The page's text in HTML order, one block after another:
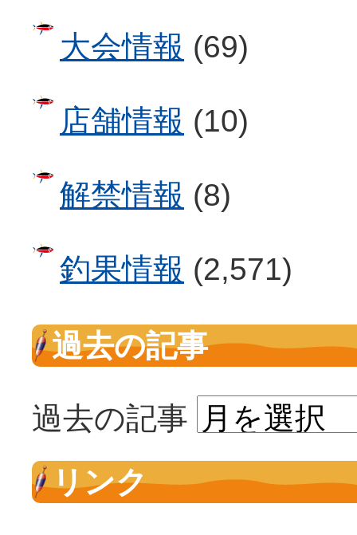
大会情報 (69)
店舗情報 (10)
解禁情報 (8)
釣果情報 (2,571)
過去の記事
過去の記事
リンク